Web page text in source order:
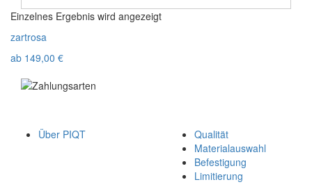
Einzelnes Ergebnis wird angezeigt
zartrosa
ab 149,00 €
Über PIQT
Qualität
Materialauswahl
Befestigung
Limitierung